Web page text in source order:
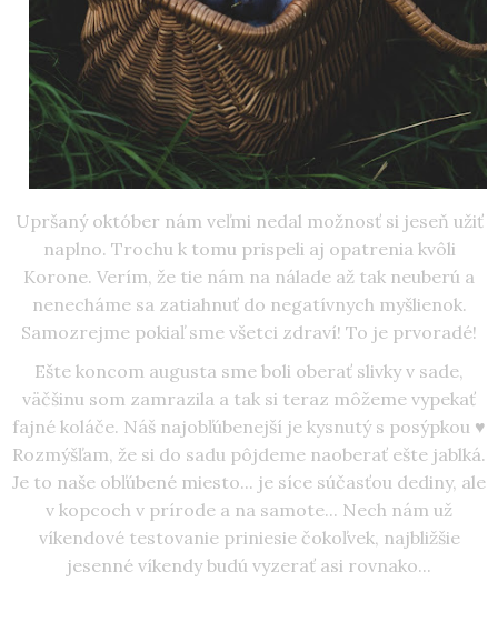
Upršaný október nám veľmi nedal možnosť si jeseň užiť
naplno. Trochu k tomu prispeli aj opatrenia kvôli
Korone. Verím, že tie nám na nálade až tak neuberú a
nenecháme sa zatiahnuť do negatívnych myšlienok.
Samozrejme pokiaľ sme všetci zdraví! To je prvoradé!
Ešte koncom augusta sme boli oberať slivky v sade,
väčšinu som zamrazila a tak si teraz môžeme vypekať
fajné koláče. Náš najobľúbenejší je kysnutý s posýpkou ♥
Rozmýšľam, že si do sadu pôjdeme naoberať ešte jablká.
Je to naše obľúbené miesto... je síce súčasťou dediny, ale
v kopcoch v prírode a na samote... Nech nám už
víkendové testovanie priniesie čokoľvek, najbližšie
jesenné víkendy budú vyzerať asi rovnako...